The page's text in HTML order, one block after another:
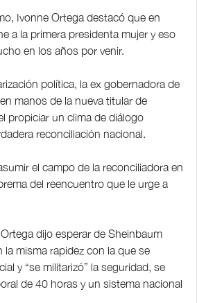
Ivonne Ortega destacó que en
a la primera presidenta mujer y eso
en los años por venir.
política, la ex gobernadora de
manos de la nueva titular de
propiciar un clima de diálogo
reconciliación nacional.
el campo de la reconciliadora en
del reencuentro que le urge a
dijo esperar de Sheinbaum
misma rapidez con la que se
y “se militarizó” la seguridad, se
de 40 horas y un sistema nacional